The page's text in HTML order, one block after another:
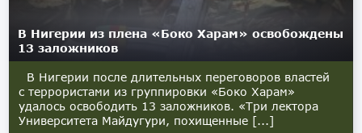
В Нигерии из плена «Боко Харам» освобождены
13 заложников
В Нигерии после длительных переговоров властей
с террористами из группировки «Боко Харам»
удалось освободить 13 заложников. «Три лектора
Университета Майдугури, похищенные [...]